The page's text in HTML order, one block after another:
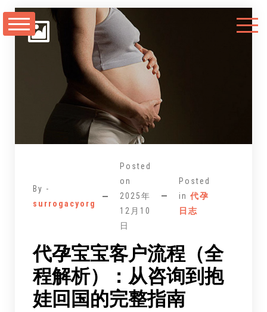
至
By -
surrogacyorg
Posted
on
2025年
12月10
日
Posted
in代孕
日志
代孕宝宝客户流程（全
程解析）：从咨询到抱
娃回国的完整指南